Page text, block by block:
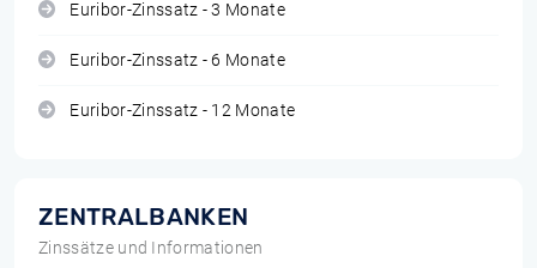
Euribor-Zinssatz - 3 Monate
Euribor-Zinssatz - 6 Monate
Euribor-Zinssatz - 12 Monate
ZENTRALBANKEN
Zinssätze und Informationen